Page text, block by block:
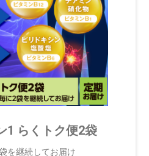
1 らくトク便2袋
を継続してお届け